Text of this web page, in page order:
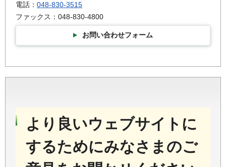
電話： 048-830-3515
ファックス：048-830-4800
お問い合わせフォーム
より良いウェブサイトに
するためにみなさまのご